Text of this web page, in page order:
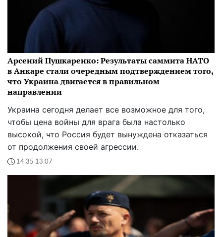
Арсений Пушкаренко: Результаты саммита НАТО
в Анкаре стали очередным подтверждением того,
что Украина двигается в правильном
направлении
Украина сегодня делает все возможное для того,
чтобы цена войны для врага была настолько
высокой, что Россия будет вынуждена отказаться
от продолжения своей агрессии.
14:35 13.07